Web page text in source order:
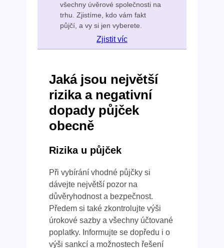
všechny úvěrové společnosti na
trhu. Zjistíme, kdo vám fakt
půjčí, a vy si jen vyberete.
Zjistit víc
Jaká jsou největší
rizika a negativní
dopady půjček
obecně
Rizika u půjček
Při vybírání vhodné půjčky si
dávejte největší pozor na
důvěryhodnost a bezpečnost.
Předem si také zkontrolujte výši
úrokové sazby a všechny účtované
poplatky. Informujte se dopředu i o
výši sankcí a možnostech řešení